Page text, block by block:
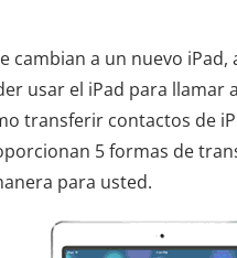
cambian a un nuevo
usar el iPad para llamar
transferir contactos de
5 formas de
para usted.